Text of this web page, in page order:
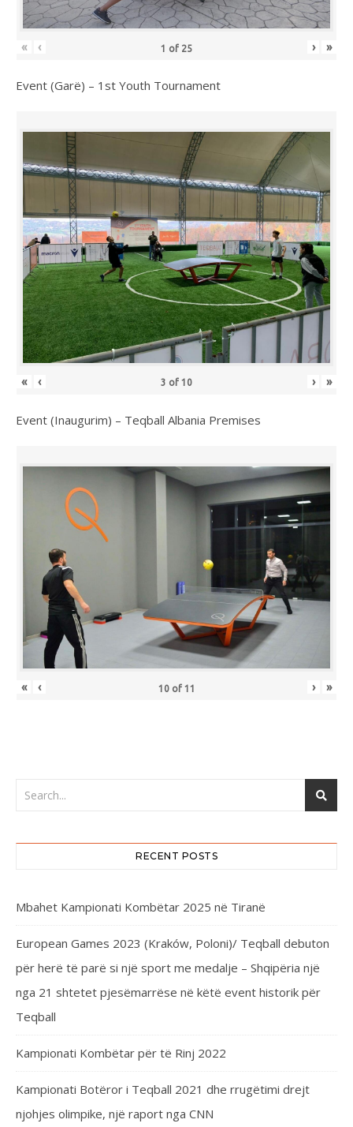
« ‹ 1 of 25 › »
Event (Garë) – 1st Youth Tournament
« ‹ 3 of 10 › »
Event (Inaugurim) – Teqball Albania Premises
« ‹ 10of 11 › »
RECENT POSTS
Mbahet Kampionati Kombëtar 2025 në Tiranë
European Games 2023 (Kraków, Poloni)/ Teqball debuton
për herë të parë si një sport me medalje – Shqipëria një
nga 21 shtetet pjesëmarrëse në këtë event historik për
Teqball
Kampionati Kombëtar për të Rinj 2022
Kampionati Botëror i Teqball 2021 dhe rrugëtimi drejt
njohjes olimpike, një raport nga CNN